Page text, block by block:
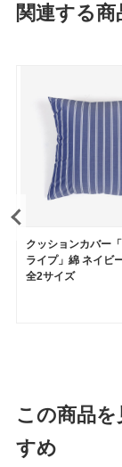
関連する
クッションカバー
ライプ」綿 ネイビ
全2サイズ
この商品
すめ